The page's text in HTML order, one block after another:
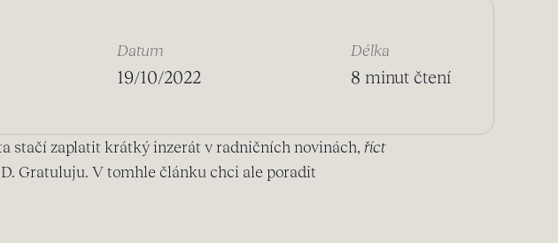
Datum
19/10/2022
Délka
8 minut čtení
stačí zaplatit krátký inzerát v radničních novinách, říct
Gratuluju. V tomhle článku chci ale poradit